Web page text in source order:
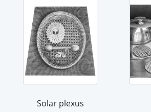
Solar plexus